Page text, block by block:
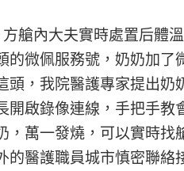
內大夫實時處置后體
的微佩服務號，奶奶加了
頭，我院醫護專家提出奶
開啟錄像連線，手把手教
，萬一發燒，可以實時找
的醫護職員城市慎密聯絡